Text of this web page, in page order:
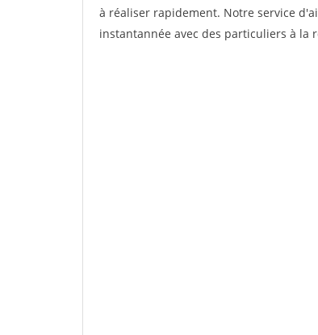
à réaliser rapidement. Notre service
instantannée avec des particuliers à la